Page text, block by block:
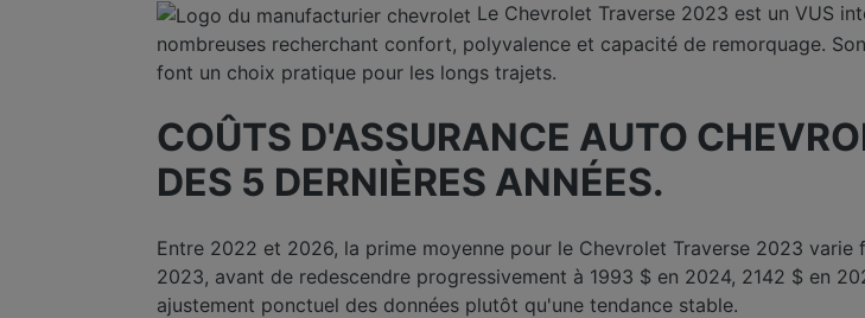
Le Chevrolet Traverse 2023 est un VUS
nombreuses recherchant confort, polyvalence et capacité de remorquage.
font un choix pratique pour les longs trajets.
COÛTS D'ASSURANCE AUTO
DES 5 DERNIÈRES ANNÉES.
Entre 2022 et 2026, la prime moyenne pour le Chevrolet Traverse 2023
2023, avant de redescendre progressivement à 1993 $ en 2024, 2142 $ en
ajustement ponctuel des données plutôt qu'une tendance stable.